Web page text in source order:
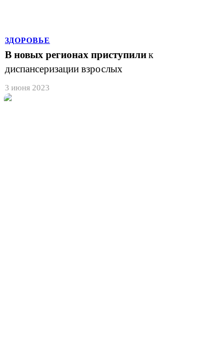
ЗДОРОВЬЕ
В новых регионах приступилик
диспансеризации взрослых
3 июня 2023